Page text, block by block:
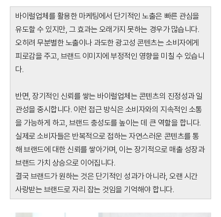
바이럴업체를 활용한 마케팅에서 단기적인 노출은 빠른 관심을
유도할 수 있지만, 그 효과는 오래가지 못하는 경우가 많습니다.
오히려 무분별한 노출이나 과도한 광고성 콘텐츠는 소비자에게
피로감을 주고, 브랜드 이미지에 부정적인 영향을 미칠 수 있습니
다.
반면, 장기적인 신뢰를 쌓는 바이럴업체는 콘텐츠의 진정성과 일
관성을 중시합니다. 이런 접근 방식은 소비자와의 지속적인 소통
을 가능하게 하고, 브랜드 충성도를 높이는 데 큰 역할을 합니다.
실제로 소비자들은 반복적으로 접하는 자연스러운 콘텐츠를 통
해 브랜드에 대한 신뢰를 쌓아가며, 이는 장기적으로 매출 성장과
브랜드 가치 상승으로 이어집니다.
결국 브랜드가 원하는 것은 단기적인 성과가 아니라, 오랜 시간
사랑받는 브랜드로 자리 잡는 것임을 기억해야 합니다.